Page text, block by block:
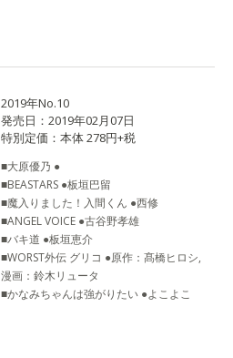
2019年No.10
発売日：2019年02月07日
特別定価：本体 278円+税
■大原優乃 ●
■BEASTARS ●板垣巴留
■魔入りました！入間くん ●西修
■ANGEL VOICE ●古谷野孝雄
■バキ道 ●板垣恵介
■WORST外伝 グリコ ●原作：髙橋ヒロシ,
漫画：鈴木リュータ
■かなみちゃんは強がりたい ●よこよこ